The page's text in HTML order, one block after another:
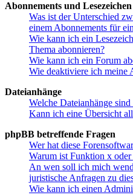
Abonnements und Lesezeichen
Was ist der Unterschied
einem Abonnements für
Wie kann ich ein
Thema abonnieren?
Wie kann ich ein Forum
Wie deaktiviere ich meine
Dateianhänge
Welche Dateianhänge
Kann ich eine Übersicht
phpBB betreffende Fragen
Wer hat diese
Warum ist Funktion x
An wen soll ich mich
juristische Anfragen zu
Wie kann ich einen